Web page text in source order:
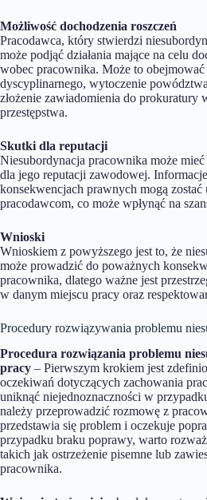
Możliwość dochodzenia roszczeń
Pracodawca, który stwierdzi
może podjąć działania mające na celu
wobec pracownika. Może to obejmować
dyscyplinarnego, wytoczenie
złożenie zawiadomienia do prokuratury
przestępstwa.
Skutki dla reputacji
Niesubordynacja pracownika może
dla jego reputacji zawodowej.
konsekwencjach prawnych mogą
pracodawcom, co może wpłynąć na
Wnioski
Wnioskiem z powyższego jest to, że
może prowadzić do poważnych
pracownika, dlatego ważne jest
w danym miejscu pracy oraz
Procedury rozwiązywania problemu
Procedura rozwiązania problemu
pracy – Pierwszym krokiem jest
oczekiwań dotyczących zachowania
uniknąć niejednoznaczności w
należy przeprowadzić rozmowę z
przedstawia się problem i oczekuje
przypadku braku poprawy, warto
takich jak ostrzeżenie pisemne lub
pracownika.